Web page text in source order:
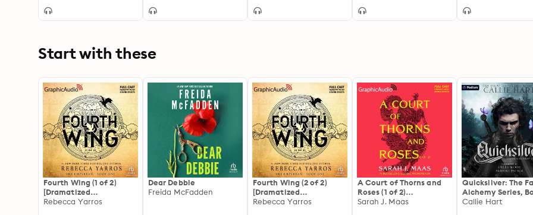
"Fragmente"
Start with these
Fourth Wing (1 of 2)
[Dramatized
Adaptation]: The
Rebecca Yarros
Dear Debbie
Freida McFadden
Fourth Wing (2 of 2)
[Dramatized
Adaptation]: The
Rebecca Yarros
A Court of Thorns and
Roses (1 of 2)
[Dramatized
Sarah J. Maas
Quicksilver: The
Alchemy Series,
Callie Hart